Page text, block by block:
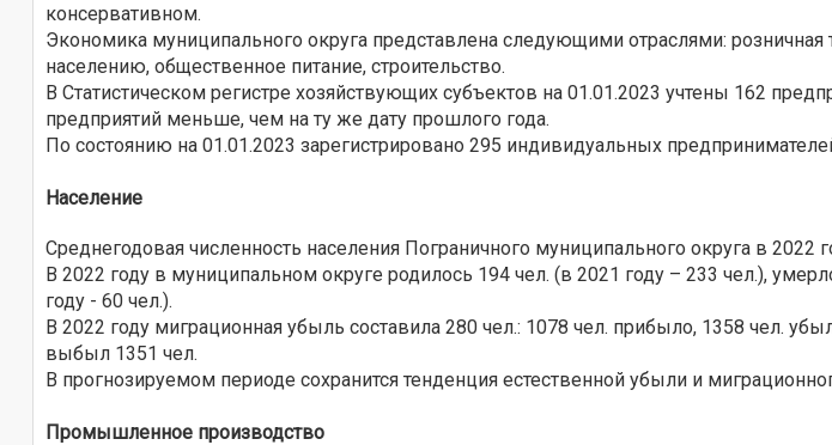
консервативном.
Экономика муниципального округа представлена следующими отраслями:
населению, общественное питание, строительство.
В Статистическом регистре хозяйствующих субъектов на 01.01.2023 учтены 162
предприятий меньше, чем на ту же дату прошлого года.
По состоянию на 01.01.2023 зарегистрировано 295 индивидуальных
Население
Среднегодовая численность населения Пограничного муниципального округа в 2022
В 2022 году в муниципальном округе родилось 194 чел. (в 2021 году – 233 чел.),
году - 60 чел.).
В 2022 году миграционная убыль составила 280 чел.: 1078 чел. прибыло, 1358 чел.
выбыл 1351 чел.
В прогнозируемом периоде сохранится тенденция естественной убыли и
Промышленное производство